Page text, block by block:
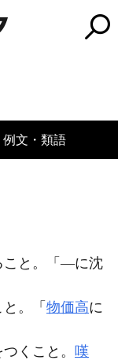
例文・類語
こと。「―に沈
。「 物価高に
つくこと。 嘆